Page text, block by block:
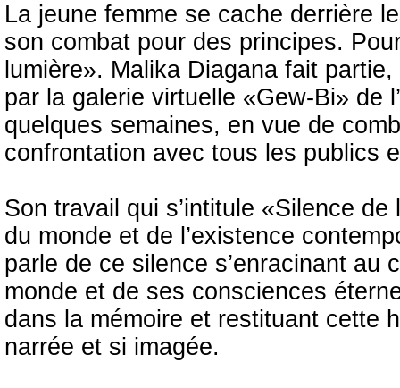
La jeune femme se cache derrière
son combat pour des principes.
lumière». Malika Diagana fait
par la galerie virtuelle «Gew-Bi» de
quelques semaines, en vue de
confrontation avec tous les publics
Son travail qui s’intitule «Silence
du monde et de l’existence
parle de ce silence s’enracinant au
monde et de ses consciences
dans la mémoire et restituant cette
narrée et si imagée.